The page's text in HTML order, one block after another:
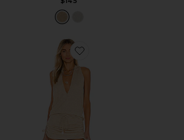
Favorite ПЛАТЬЕ COSITA BUENA